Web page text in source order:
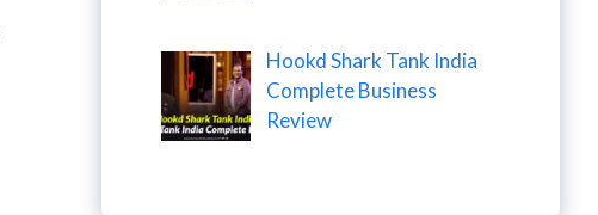
Hookd Shark Tank India
Complete Business
Review